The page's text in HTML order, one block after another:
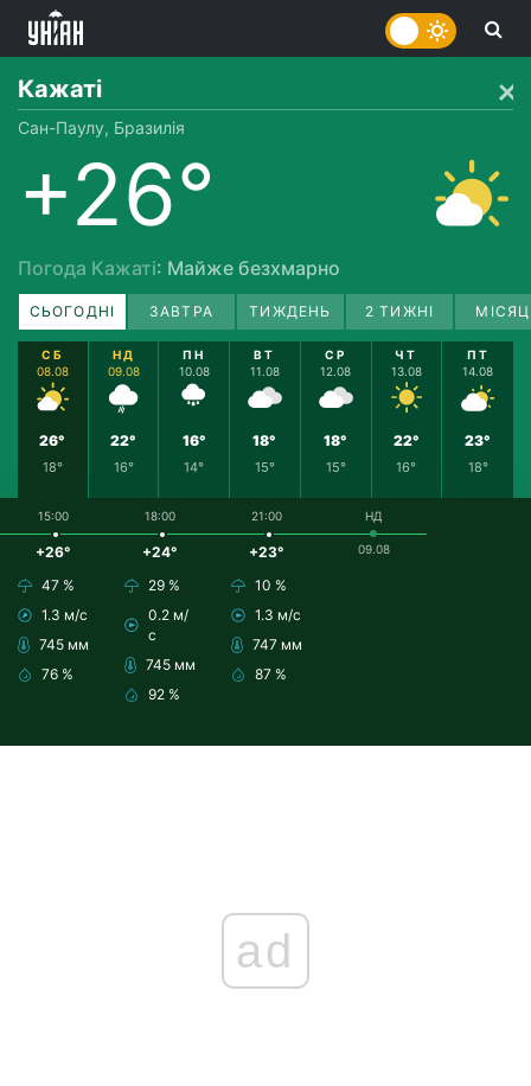
Кажаті
Сан-Паулу, Бразилія
+26°
Погода Кажаті: Майже безхмарно
СЬОГОДНІ ЗАВТРА ТИЖДЕНЬ 2 ТИЖНІ
СБ
08.08
26°
18°
НД
09.08
22°
16°
ПН
10.08
16°
14°
ВТ
11.08
18°
15°
СР
12.08
18°
15°
ЧТ
13.08
22°
16°
ПТ
14.08
23°
18°
15:00
+26°
47 %
1.3 м/с
745 мм
76 %
18:00
+24°
29 %
0.2 м/
с
745 мм
92 %
21:00
+23°
10 %
1.3 м/с
747 мм
87 %
НД
09.08
ad